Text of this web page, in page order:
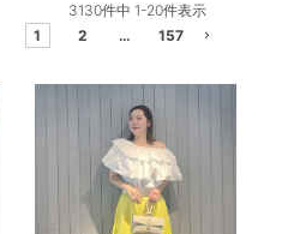
3130件中 1-20件表示
1
2 … 157